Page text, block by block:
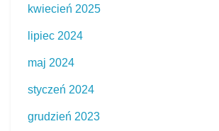
kwiecień 2025
lipiec 2024
maj 2024
styczeń 2024
grudzień 2023